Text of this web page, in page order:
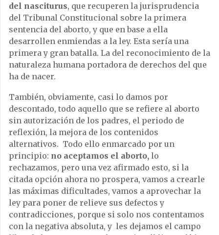
del nasciturus, que recuperen la jurisprudencia
del Tribunal Constitucional sobre la primera
sentencia del aborto, y que en base a ella
desarrollen enmiendas a la ley. Esta sería una
primera y gran batalla. La del reconocimiento de la
naturaleza humana portadora de derechos del que
ha de nacer.
También, obviamente, casi lo damos por
descontado, todo aquello que se refiere al aborto
sin autorización de los padres, el periodo de
reflexión, la mejora de los contenidos
alternativos. Todo ello enmarcado por un
principio: no aceptamos el aborto, lo
rechazamos, pero una vez afirmado esto, si la
citada opción ahora no prospera, vamos a crearle
las máximas dificultades, vamos a aprovechar la
ley para poner de relieve sus defectos y
contradicciones, porque si solo nos contentamos
con la negativa absoluta, y les dejamos el campo